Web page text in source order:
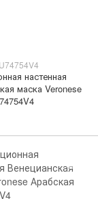
настенная
маска Veronese